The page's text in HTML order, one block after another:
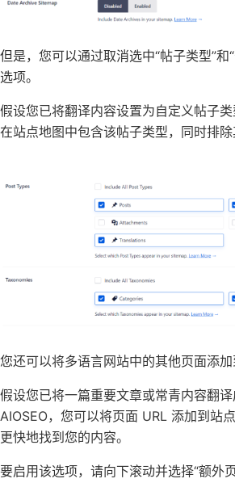
但是，您可以通过取消选中“帖子类型”和
选项。
假设您已将翻译内容设置为自定义帖子
在站点地图中包含该帖子类型，同时排除
您还可以将多语言网站中的其他页面添加
假设您已将一篇重要文章或常青内容翻
AIOSEO，您可以将页面 URL 添加到站
更快地找到您的内容。
要启用该选项，请向下滚动并选择“额外